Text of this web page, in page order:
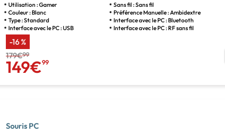
Utilisation : Gamer
Sans fil : Sans fil
Couleur : Blanc
Préférence Manuelle : Ambidextre
Type : Standard
Interface avec le PC : Bluetooth
Interface avec le PC : USB
Interface avec le PC : RF sans fil
-16 %
179€99
149€99
Souris PC